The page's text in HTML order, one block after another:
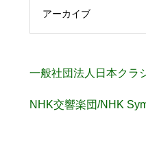
アーカイブ
一般社団法人日本クラ
NHK交響楽団/NHK